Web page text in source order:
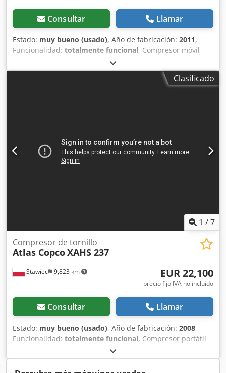
Consultar Llamar
Estado: muy bueno (usado), Año de fabricación: 2011,
Funcionalidad: totalmente funcional, Compresor móvil
ATLAS COPCO XAHS237+, equipado con radiador final y
revisado por completo. Datos técnicos: Caudal: 14,20
m³/min; Presión de trabajo: 12 bares; Año de fabricación:
continuación, se incluyen los enlaces a los vídeos.
Clasificado
1 /7
Stawiec 9,823 km
Compresor de tornillo
Atlas CopcoXAHS 237
EUR 22,100
precio fijo IVA no incluído
Consultar Llamar
Estado: muy bueno (usado), Año de fabricación: 2008,
Funcionalidad: totalmente funcional, Compresor portátil
ATLAS COPCO XAHS237, equipado con radiador final y
sometido a una revisión completa. Datos técnicos: caudal:
14,20 m³/min; presión de funcionamiento: 12 bar; año de